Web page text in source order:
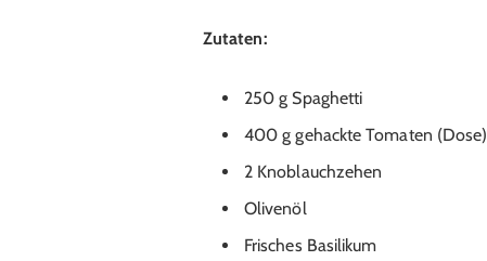
Zutaten:
250 g Spaghetti
400 g gehackte Tomaten (Dose)
2 Knoblauchzehen
Olivenöl
Frisches Basilikum